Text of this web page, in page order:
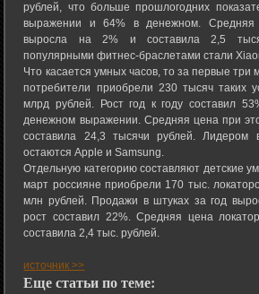
рублей, что больше прошлогодних
выражении и 64% в денежном. Средняя
выросла на 2% и составила 2,5
популярными фитнес-браслетами стали
Что касается умных часов, то за первые три
потребители приобрели 230 тысяч таких
млрд рублей. Рост год к году составил
денежном выражении. Средняя цена при
составила 24,3 тысячи рублей. Лидером
остаются Apple и Samsung.
Отдельную категорию составляют детские
март россияне приобрели 170 тыс.
млн рублей. Продажи в штуках за год
рост составил 22%. Средняя цена
составила 2,4 тыс. рублей.
источник >>
Еще статьи по теме: